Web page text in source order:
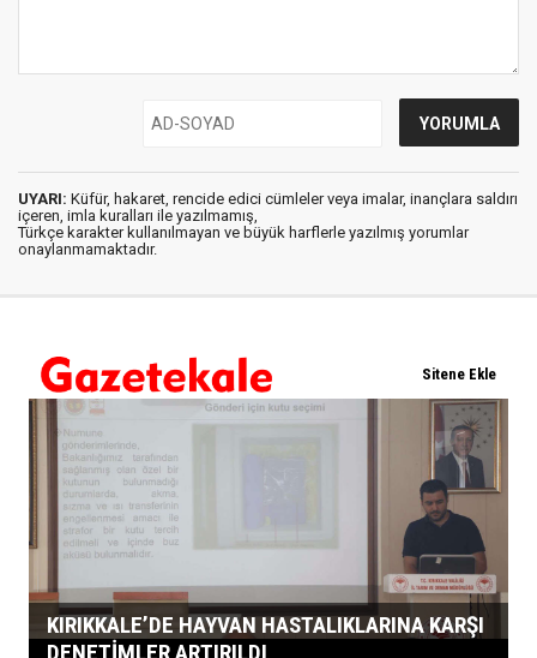
UYARI: Küfür, hakaret, rencide edici cümleler veya imalar, inançlara saldırı
içeren, imla kuralları ile yazılmamış,
Türkçe karakter kullanılmayan ve büyük harflerle yazılmış yorumlar
onaylanmamaktadır.